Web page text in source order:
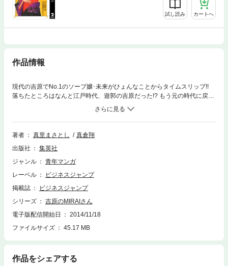
試し読み カートへ
作品情報
現代の吉原でNo.1のソープ嬢･未来がひょんなことからタイムスリップ!!
落ちたところはなんと江戸時代、遊郭の吉原だった!? もう元の時代に戻れ
ないのかしら……な――んて落ち込んでる未来じゃない。持ち前のバイタ
リティーとプロ根性、そして21世紀の”床技”でみるみるうちに、売れっ子
女郎に!! さぁ今宵も、未来の技でいかせてあ･げ･る。
著者
真里まさとし
真倉翔
出版社
集英社
ジャンル
青年マンガ
レーベル
ビジネスジャンプ
掲載誌
ビジネスジャンプ
シリーズ
吉原のMIRAIさん
電子版配信開始日
2014/11/18
ファイルサイズ
45.17 MB
作品をシェアする